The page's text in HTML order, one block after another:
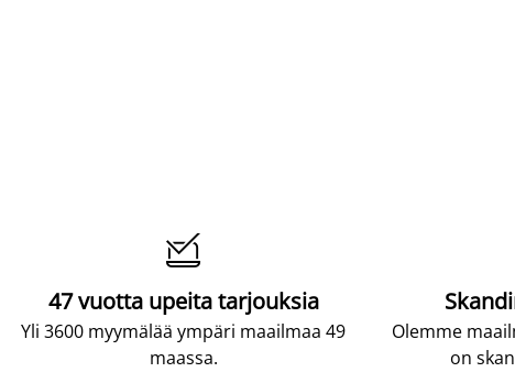

47 vuotta upeita tarjouksia
Yli 3600 myymälää ympäri maailmaa 49
maassa.
Olemme
on